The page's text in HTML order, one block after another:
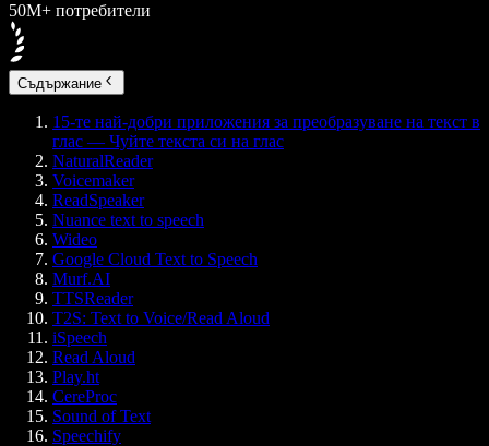
50M+ потребители
Съдържание
15-те най-добри приложения за преобразуване на текст в
глас — Чуйте текста си на глас
NaturalReader
Voicemaker
ReadSpeaker
Nuance text to speech
Wideo
Google Cloud Text to Speech
Murf.AI
TTSReader
T2S: Text to Voice/Read Aloud
iSpeech
Read Aloud
Play.ht
CereProc
Sound of Text
Speechify